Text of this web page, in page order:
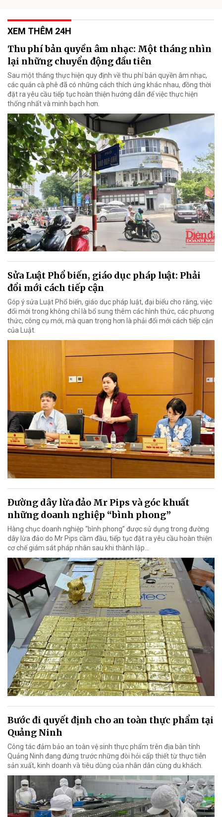
XEM THÊM 24H
Thu phí bản quyền âm nhạc: Một tháng nhìn
lại những chuyển động đầu tiên
Sau một tháng thực hiện quy định về thu phí bản quyền âm nhạc,
các quán cà phê đã có những cách thích ứng khác nhau, đồng thời
đặt ra yêu cầu tiếp tục hoàn thiện hướng dẫn để việc thực hiện
thống nhất và minh bạch hơn.
Sửa Luật Phổ biến, giáo dục pháp luật: Phải
đổi mới cách tiếp cận
Góp ý sửa Luật Phổ biến, giáo dục pháp luật, đại biểu cho rằng, việc
đổi mới trong không chỉ là bổ sung thêm các hình thức, các phương
thức, công cụ mới, mà quan trọng hơn là phải đổi mới cách tiếp cận
của Luật.
Đường dây lừa đảo Mr Pips và góc khuất
những doanh nghiệp “bình phong”
Hàng chục doanh nghiệp “bình phong” được sử dụng trong đường
dây lừa đảo do Mr Pips cầm đầu, tiếp tục đặt ra yêu cầu hoàn thiện
cơ chế giám sát pháp nhân sau khi thành lập…
Bước đi quyết định cho an toàn thực phẩm tại
Quảng Ninh
Công tác đảm bảo an toàn vệ sinh thực phẩm trên địa bàn tỉnh
Quảng Ninh đang đứng trước những đòi hỏi cấp thiết từ thực tiễn
sản xuất, kinh doanh và tiêu dùng của nhân dân cùng du khách.